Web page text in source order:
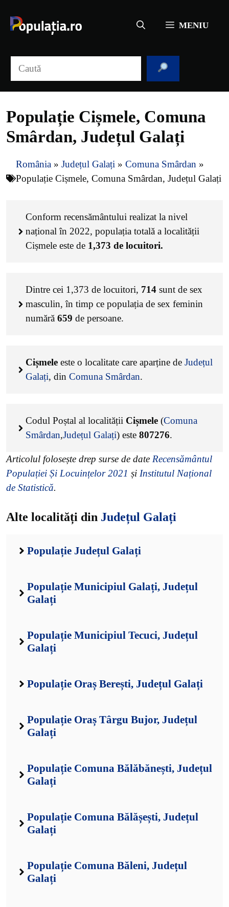
conținut
MENIU
Populație Cișmele, Comuna
Smârdan, Județul Galați
România » Județul Galați » Comuna Smârdan »
Populație Cișmele, Comuna Smârdan, Județul Galați
Conform recensământului realizat la nivel
național în 2022, populația totală a localității
Cișmele este de 1,373 de locuitori.
Dintre cei 1,373 de locuitori, 714 sunt de sex
masculin, în timp ce populația de sex feminin
numără 659 de persoane.
Cișmele este o localitate care aparține de Județul
Galați, din Comuna Smârdan.
Codul Poștal al localității Cișmele (Comuna
Smârdan,Județul Galați) este 807276.
Articolul folosește drep surse de date Recensământul
Populației Și Locuințelor 2021 și Institutul Național
de Statistică.
Alte localități din Județul Galați
Populație Județul Galați
Populație Municipiul Galați, Județul
Galați
Populație Municipiul Tecuci, Județul
Galați
Populație Oraș Berești, Județul Galați
Populație Oraș Târgu Bujor, Județul
Galați
Populație Comuna Bălăbănești, Județul
Galați
Populație Comuna Bălășești, Județul
Galați
Populație Comuna Băleni, Județul
Galați